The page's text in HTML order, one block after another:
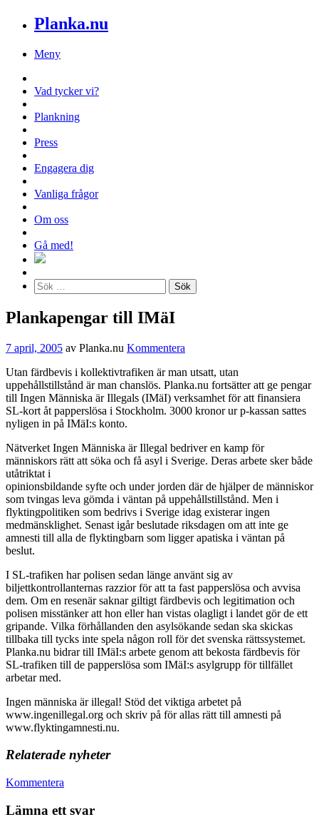
Planka.nu
Meny
Vad tycker vi?
Plankning
Press
Engagera dig
Vanliga frågor
Om oss
Gå med!
Plankapengar till IMäI
7 april, 2005 av Planka.nu Kommentera
Utan färdbevis i kollektivtrafiken är man utsatt, utan
uppehållstillstånd är man chanslös. Planka.nu fortsätter att ge pengar
till Ingen Människa är Illegals (IMäI) verksamhet för att finansiera
SL-kort åt papperslösa i Stockholm. 3000 kronor ur p-kassan sattes
nyligen in på IMäI:s konto.
Nätverket Ingen Människa är Illegal bedriver en kamp för
människors rätt att söka och få asyl i Sverige. Deras arbete sker både
utåtriktat i
opinionsbildande syfte och under jorden där de hjälper de människor
som tvingas leva gömda i väntan på uppehållstillstånd. Men i
flyktingpolitiken som bedrivs i Sverige idag existerar ingen
medmänsklighet. Senast igår beslutade riksdagen om att inte ge
amnesti till alla de flyktingbarn som ligger apatiska i väntan på
beslut.
I SL-trafiken har polisen sedan länge använt sig av
biljettkontrollanternas razzior för att ta fast papperslösa och avvisa
dem. Om en resenär saknar giltigt färdbevis och legitimation och
polisen misstänker att hon eller han vistas olagligt i landet gör de ett
gripande. Vilka förhållanden den asylsökande sedan ska skickas
tillbaka till tycks inte spela någon roll för det svenska rättssystemet.
Planka.nu bidrar till IMäI:s arbete genom att bekosta färdbevis för
SL-trafiken till de papperslösa som IMäI:s asylgrupp för tillfället
arbetar med.
Ingen människa är illegal! Stöd det viktiga arbetet på
www.ingenillegal.org och skriv på för allas rätt till amnesti på
www.flyktingamnesti.nu.
Relaterade nyheter
Kommentera
Lämna ett svar